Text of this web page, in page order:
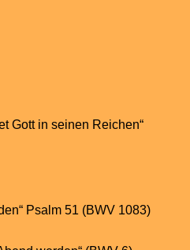
Gott in seinen Reichen“
Psalm 51 (BWV 1083)